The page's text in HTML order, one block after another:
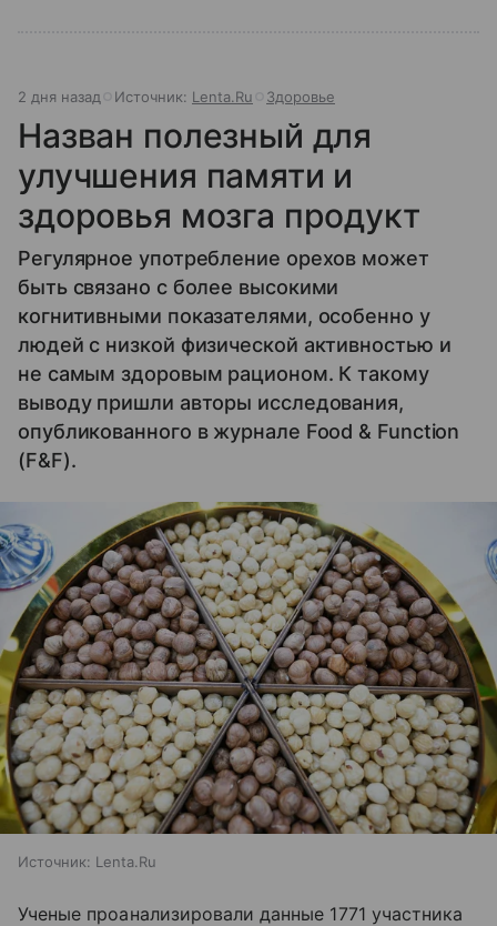
2 дня назад Источник: Lenta.Ru Здоровье
Назван полезный для
улучшения памяти и
здоровья мозга продукт
Регулярное употребление орехов может
быть связано с более высокими
когнитивными показателями, особенно у
людей с низкой физической активностью и
не самым здоровым рационом. К такому
выводу пришли авторы исследования,
опубликованного в журнале Food & Function
(F&F).
Источник: Lenta.Ru
Ученые проанализировали данные 1771 участника